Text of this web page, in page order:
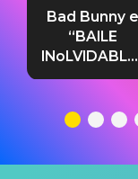
Bad Bunny e
“BAILE
INoLVIDABLE”:
testo,
significato